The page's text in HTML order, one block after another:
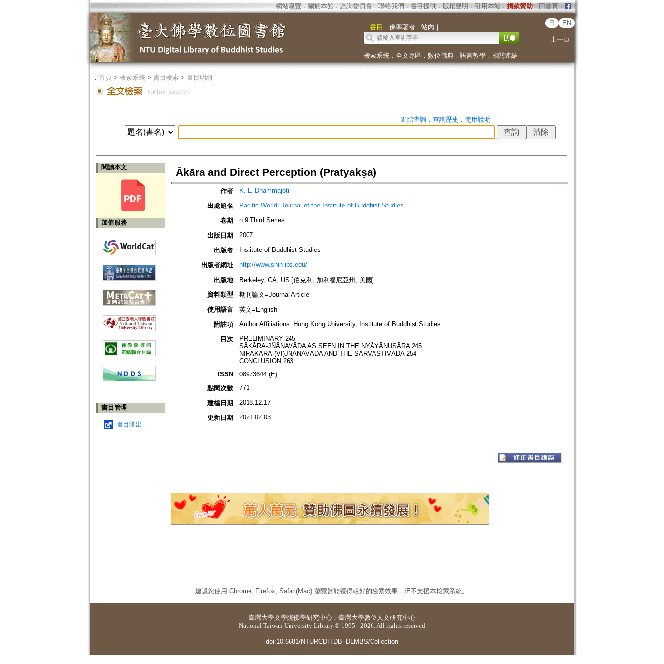
網站導覽 ． 關於本館． 諮詢委員會． 聯絡我們 ． 書目提供． 版權聲明 ． 引用本站． 捐款贊助．回首頁．
｜ 書目 ｜ 佛學著者｜ 站內 ｜
日 EN
上一頁
檢索系統． 全文專區 ． 數位佛典． 語言教學． 相關連結
． 首頁> 檢索系統> 書目檢索> 書目明細
進階查詢． 查詢歷史 ． 使用說明
閱讀本文
加值服務
書目管理
書目匯出
Ākāra and Direct Perception (Pratyakṣa)
作者 K. L. Dhammajoti
出處題名 Pacific World: Journal of the Institute of Buddhist Studies
卷期 n.9 Third Series
出版日期 2007
出版者 Institute of Buddhist Studies
出版者網址 http://www.shin-ibs.edu/
出版地
Berkeley, CA, US [伯克利, 加利福尼亞州, 美國]
資料類型
期刊論文=Journal Article
使用語言
英文=English
附註項
Author Affiliations: Hong Kong University, Institute of Buddhist Studies
目次
PRELIMINARY 245
SĀKĀRA-JÑĀNAVĀDA AS SEEN IN THE NYĀYĀNUSĀRA 245
NIRĀKĀRA-(VI)JÑĀNAVĀDA AND THE SARVĀSTIVĀDA 254
CONCLUSION 263
ISSN
08973644 (E)
點閱次數
771
建檔日期 2018.12.17
更新日期 2021.02.03
建議您使用 Chrome, Firefox, Safari(Mac) 瀏覽器能獲得較好的檢索效果，IE不支援本檢索系統。
臺灣大學文學院佛學研究中心 ． 臺灣大學數位人文研究中心
National Taiwan University Library © 1995 - 2026. All rights reserved
doi:10.6681/NTURCDH.DB_DLMBS/Collection